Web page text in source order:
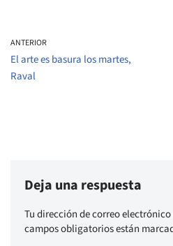
ANTERIOR
El arte es basura los martes,
Raval
Deja una respuesta
Tu dirección de correo
campos obligatorios están